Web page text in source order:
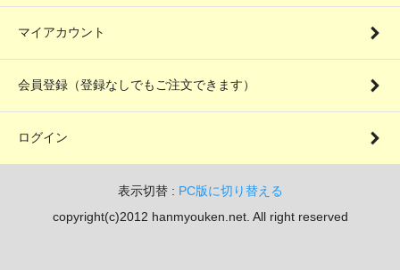
マイアカウント
会員登録（登録なしでもご注文できます）
ログイン
表示切替 : PC版に切り替える
copyright(c)2012 hanmyouken.net. All right reserved